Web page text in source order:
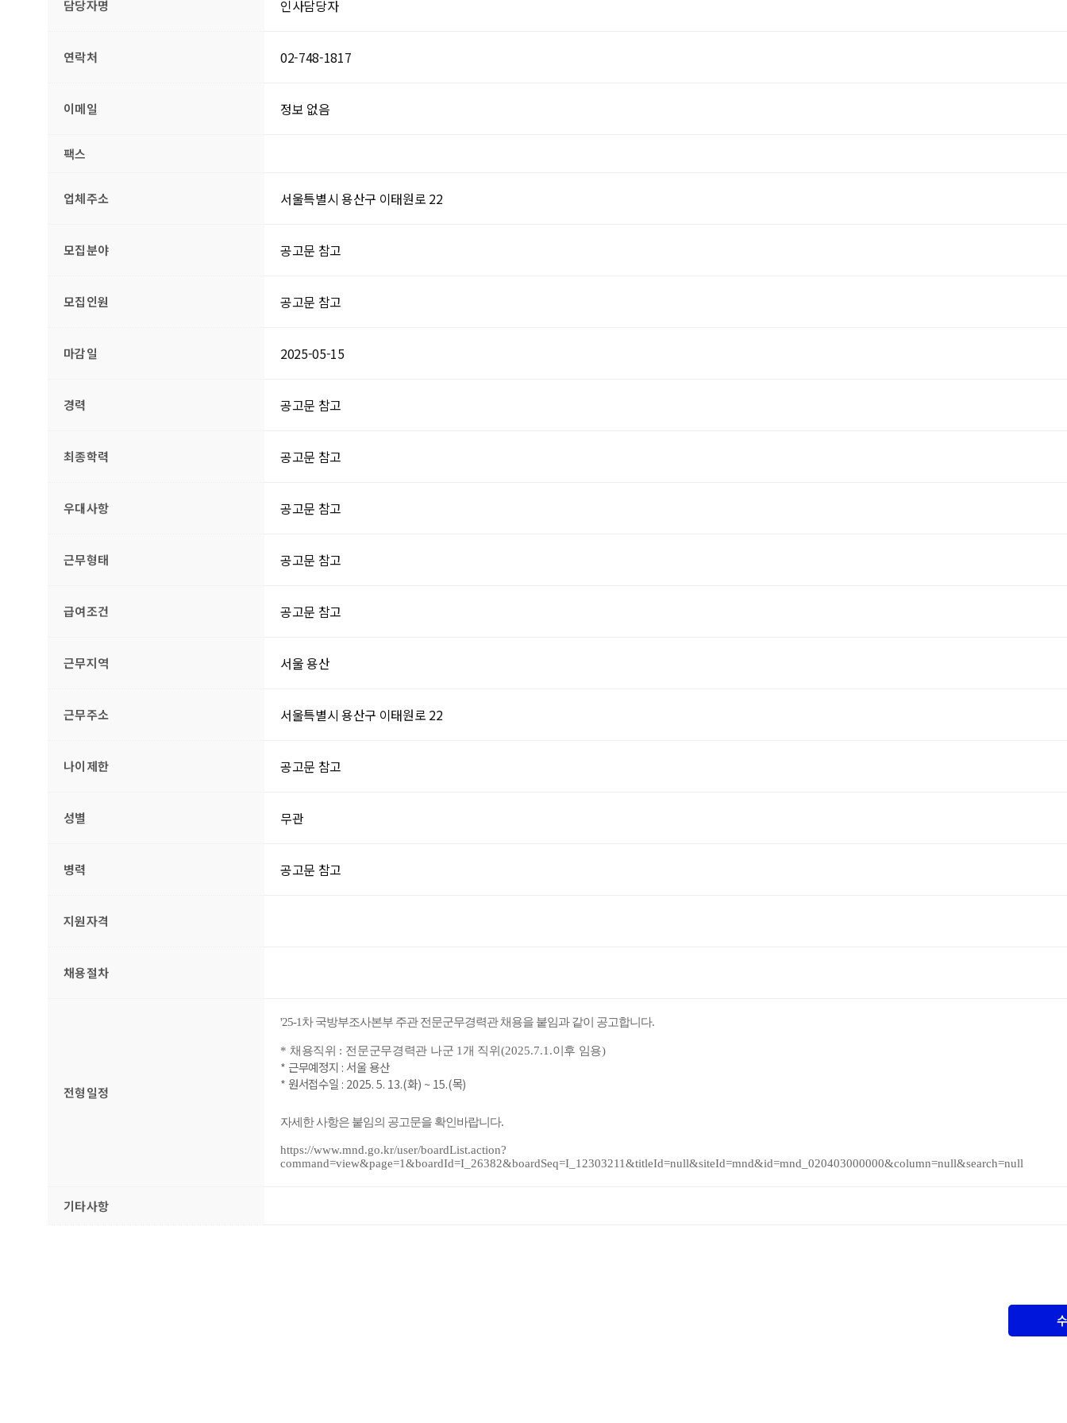
담당자명 인사담당자
연락처 02-748-1817
이메일 정보 없음
팩스
업체주소 서울특별시 용산구 이태원로 22
모집분야 공고문 참고
모집인원 공고문 참고
마감일 2025-05-15
경력 공고문 참고
최종학력 공고문 참고
우대사항 공고문 참고
근무형태 공고문 참고
급여조건 공고문 참고
근무지역 서울 용산
근무주소 서울특별시 용산구 이태원로 22
나이제한 공고문 참고
성별 무관
병력 공고문 참고
지원자격
채용절차
전형일정
'25-1차국방부조사본부 주관 전문군무경력관 채용을 붙임과 같이 공고합니다.
* 채용직위 : 전문군무경력관 나군 1 개 직위 (2025.7.1.이후 임용)
* 근무예정지 : 서울 용산
* 원서접수일 : 2025. 5. 13.(화) ~ 15.(목)
자세한 사항은 붙임의 공고문을 확인바랍니다.
https://www.mnd.go.kr/user/boardList.action?
command=view&page=1&boardId=I_26382&boardSeq=I_12303211&titleId=null&siteId=mnd&id=mnd_020403000000&column=null&search=null
기타사항